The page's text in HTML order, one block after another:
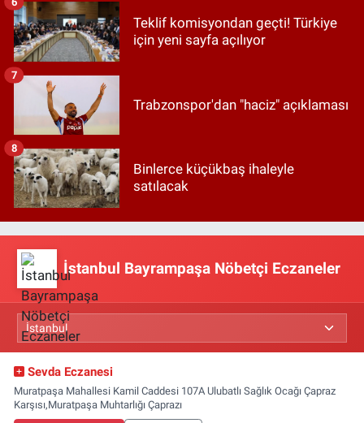
Teklif komisyondan geçti! Türkiye
için yeni sayfa açılıyor
Trabzonspor'dan "haciz" açıklaması
7
Binlerce küçükbaş ihaleyle
satılacak
8
İstanbul Bayrampaşa Nöbetçi Eczaneler
Sevda Eczanesi
Muratpaşa Mahallesi Kamil Caddesi 107A Ulubatlı Sağlık Ocağı Çapraz
Karşısı,Muratpaşa Muhtarlığı Çaprazı